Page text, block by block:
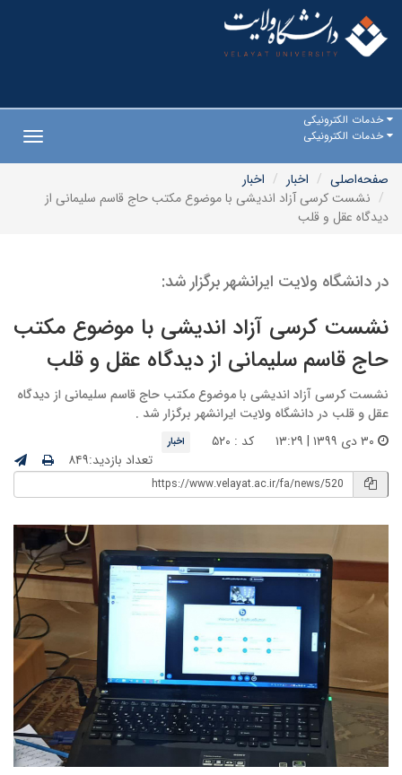
خدمات الکترونیکی
خدمات الکترونیکی
صفحه‌اصلی
اخبار
اخبار
نشست کرسی آزاد اندیشی با موضوع مکتب حاج قاسم سلیمانی از
دیدگاه عقل و قلب
در دانشگاه ولایت ایرانشهر برگزار شد:
نشست کرسی آزاد اندیشی با موضوع مکتب
حاج قاسم سلیمانی از دیدگاه عقل و قلب
نشست کرسی آزاد اندیشی با موضوع مکتب حاج قاسم سلیمانی از دیدگاه
عقل و قلب در دانشگاه ولایت ایرانشهر برگزار شد .
کد : ۵۲۰ اخبار
تعداد بازدید:۸۴۹